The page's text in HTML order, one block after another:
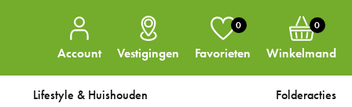
Account Vestigingen
0
Favorieten
0
Winkelmand
Lifestyle & Huishouden Folderacties